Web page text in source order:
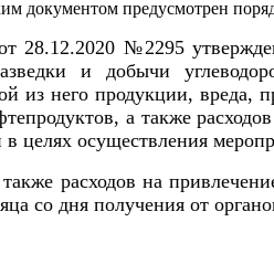
28.12.2020 №2295
и добычи
из него продукции,
а также
целях осуществления
расходов на
со дня получения от